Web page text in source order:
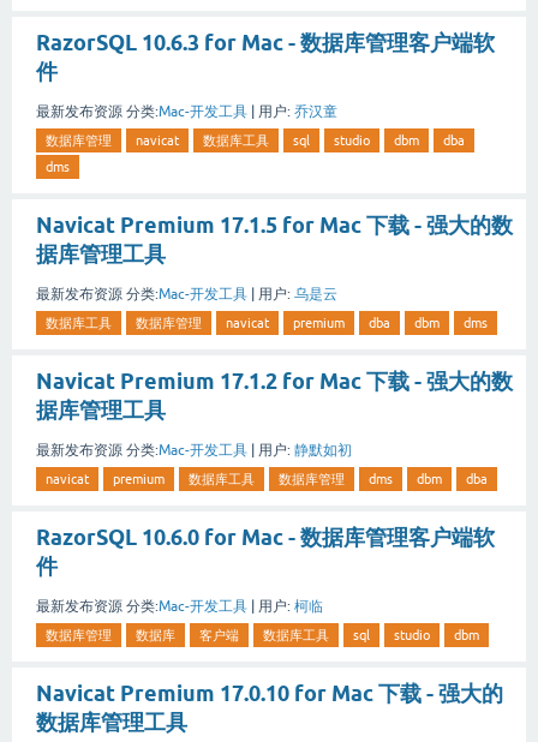
RazorSQL 10.6.3 for Mac - 数据库管理客户端软
件
最新发布资源 分类:Mac-开发工具 | 用户: 乔汉童
数据库管理 navicat 数据库工具 sql studio dbm
dba
dms
Navicat Premium 17.1.5 for Mac 下载 - 强大的数
据库管理工具
最新发布资源 分类:Mac-开发工具 | 用户: 乌是云
数据库工具 数据库管理 navicat premium dba dbm dms
Navicat Premium 17.1.2 for Mac 下载 - 强大的数
据库管理工具
最新发布资源 分类:Mac-开发工具 | 用户: 静默如初
navicat premium 数据库工具 数据库管理 dms dbm dba
RazorSQL 10.6.0 for Mac - 数据库管理客户端软
件
最新发布资源 分类:Mac-开发工具 | 用户: 柯临
数据库管理 数据库 客户端 数据库工具 sql studio dbm
Navicat Premium 17.0.10 for Mac 下载 - 强大的
数据库管理工具